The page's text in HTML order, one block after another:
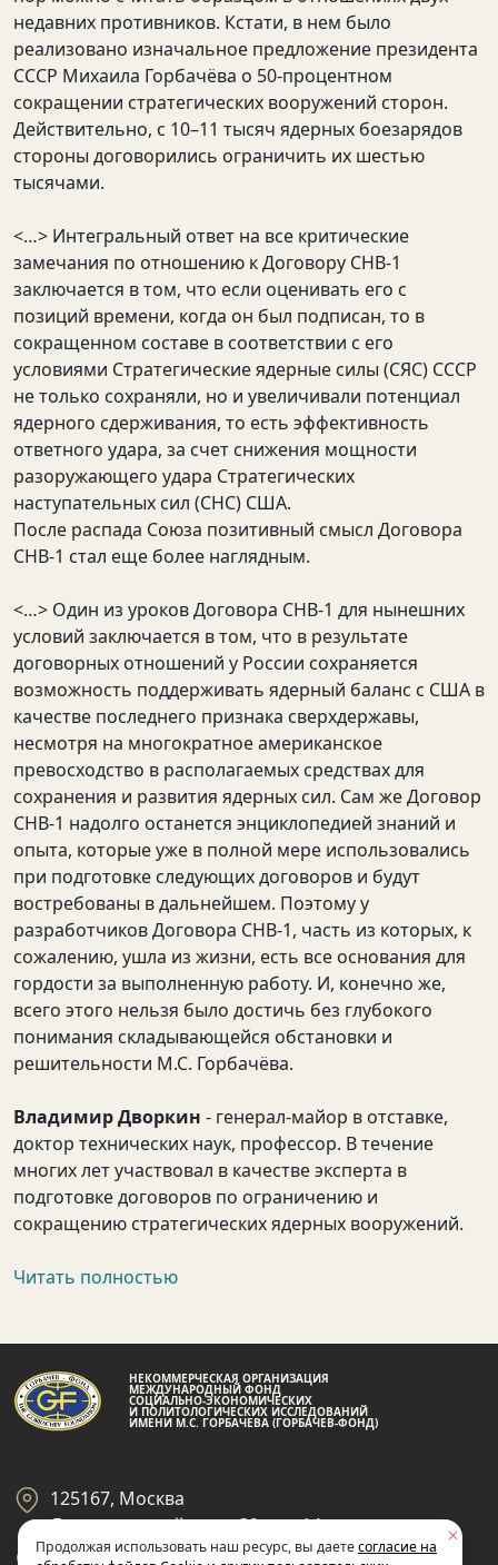
недавних противников. Кстати, в нем было
реализовано изначальное предложение президента
СССР Михаила Горбачёва о 50-процентном
сокращении стратегических вооружений сторон.
Действительно, с 10–11 тысяч ядерных боезарядов
стороны договорились ограничить их шестью
тысячами.
<…> Интегральный ответ на все критические
замечания по отношению к Договору СНВ-1
заключается в том, что если оценивать его с
позиций времени, когда он был подписан, то в
сокращенном составе в соответствии с его
условиями Стратегические ядерные силы (СЯС) СССР
не только сохраняли, но и увеличивали потенциал
ядерного сдерживания, то есть эффективность
ответного удара, за счет снижения мощности
разоружающего удара Стратегических
наступательных сил (СНС) США.
После распада Союза позитивный смысл Договора
СНВ-1 стал еще более наглядным.
<…> Один из уроков Договора СНВ-1 для нынешних
условий заключается в том, что в результате
договорных отношений у России сохраняется
возможность поддерживать ядерный баланс с США в
качестве последнего признака сверхдержавы,
несмотря на многократное американское
превосходство в располагаемых средствах для
сохранения и развития ядерных сил. Сам же Договор
СНВ-1 надолго останется энциклопедией знаний и
опыта, которые уже в полной мере использовались
при подготовке следующих договоров и будут
востребованы в дальнейшем. Поэтому у
разработчиков Договора СНВ-1, часть из которых, к
сожалению, ушла из жизни, есть все основания для
гордости за выполненную работу. И, конечно же,
всего этого нельзя было достичь без глубокого
понимания складывающейся обстановки и
решительности М.С. Горбачёва.
Владимир Дворкин - генерал-майор в отставке,
доктор технических наук, профессор. В течение
многих лет участвовал в качестве эксперта в
подготовке договоров по ограничению и
сокращению стратегических ядерных вооружений.
Читать полностью
НЕКОММЕРЧЕСКАЯ ОРГАНИЗАЦИЯ
МЕЖДУНАРОДНЫЙ ФОНД
СОЦИАЛЬНО-ЭКОНОМИЧЕСКИХ
И ПОЛИТОЛОГИЧЕСКИХ ИССЛЕДОВАНИЙ
ИМЕНИ М.С. ГОРБАЧЕВА (ГОРБАЧЕВ-ФОНД)
125167, Москва
Ленинградский пр-кт 39, стр 14
Продолжая использовать наш ресурс, вы даетесогласие на